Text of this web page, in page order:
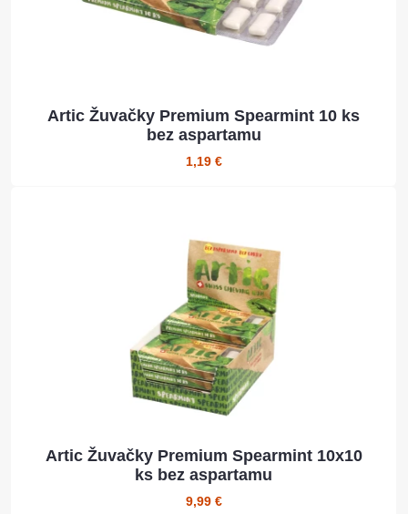
Artic Žuvačky Premium Spearmint 10 ks
bez aspartamu
1,19 €
Artic Žuvačky Premium Spearmint 10x10
ks bez aspartamu
9,99 €